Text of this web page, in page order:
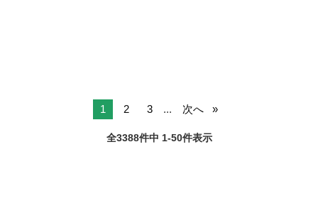
1 2 3 ... 次へ
全3388件中 1-50件表示